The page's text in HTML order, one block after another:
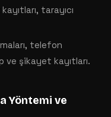
tarayıcı
telefon
ve şikayet kayıtları.
Yöntemi ve